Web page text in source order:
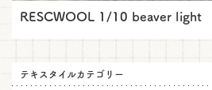
RESCWOOL 1/10 beaver light
テキスタイルカテゴリー